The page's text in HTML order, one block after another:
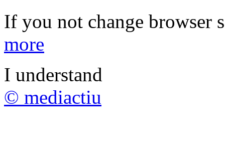
If you not change browser
more
I understand
© mediactiu